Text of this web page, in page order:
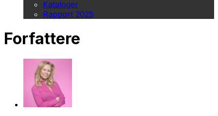
Kataloger
Rapport 2025
Forfattere